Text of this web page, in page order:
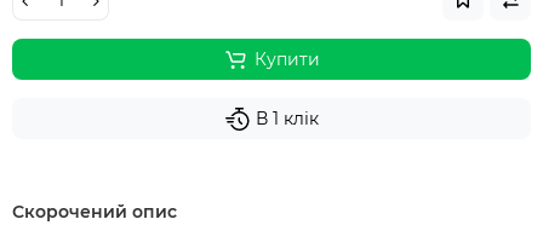
Купити
В 1 клік
Скорочений опис